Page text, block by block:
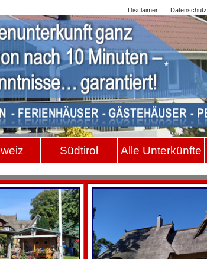
Disclaimer Datenschutz
z Südtiro Alle Unterkünfte